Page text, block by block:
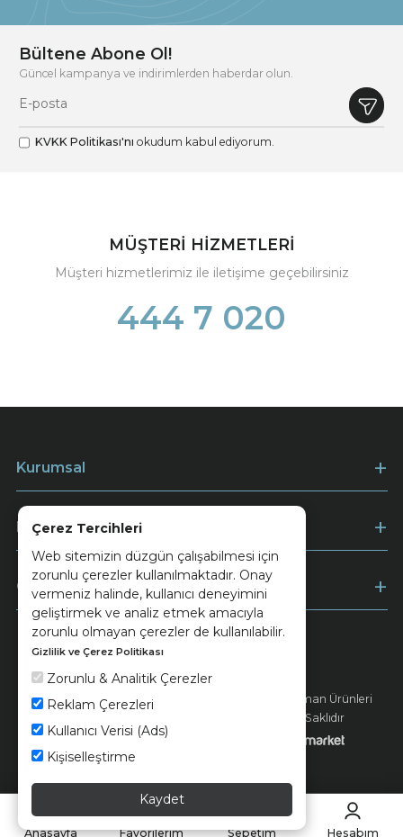
Çerez Tercihleri
Web sitemizin düzgün çalışabilmesi için
zorunlu çerezler kullanılmaktadır. Onay
vermeniz halinde, kullanıcı deneyimini
geliştirmek ve analiz etmek amacıyla
zorunlu olmayan çerezler de kullanılabilir.
Gizlilik ve Çerez Politikası
Zorunlu & Analitik Çerezler
Reklam Çerezleri
Kullanıcı Verisi (Ads)
Kişiselleştirme
Kaydet
Bültene Abone Ol!
Güncel kampanya ve indirimlerden haberdar olun.
KVKK Politikası'nı okudum kabul ediyorum.
MÜŞTERİ HİZMETLERİ
Müşteri hizmetlerimiz ile iletişime geçebilirsiniz
444 7 020
Kurumsal
Müşteri Hizmetleri
Ödeme
© 2026 Ünsa Madencilik Turizm Enerji Seramik Orman Ürünleri
Elektrik Üretim San. ve Tic. A.Ş. - Tüm Hakları Saklıdır
Anasayfa Favorilerim Sepetim Hesabım